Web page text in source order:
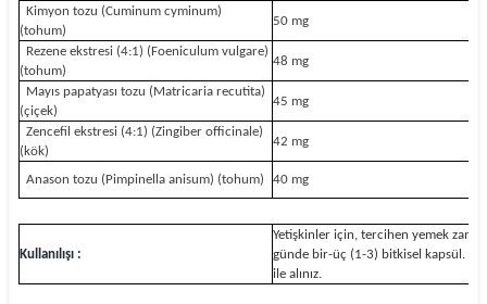
Kimyon tozu (Cuminum cyminum)
(tohum)
50 mg
Rezene ekstresi (4:1) (Foeniculum vulgare)
(tohum)
48 mg
Mayıs papatyası tozu (Matricaria recutita)
(çiçek)
45 mg
Zencefil ekstresi (4:1) (Zingiber officinale)
(kök)
42 mg
Anason tozu (Pimpinella anisum) (tohum) 40 mg
Kullanılışı :
Yetişkinler için, tercihen yemek
günde bir-üç (1-3) bitkisel kapsül.
ile alınız.